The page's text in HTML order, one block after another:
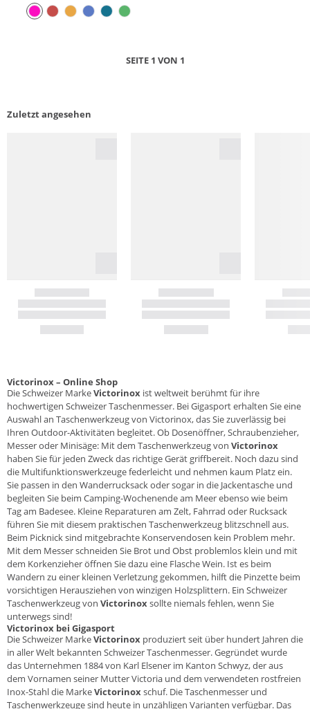
SEITE 1 VON 1
Zuletzt angesehen
Victorinox – Online Shop
Die Schweizer MarkeVictorinox ist weltweit berühmt für ihre
hochwertigen Schweizer Taschenmesser. Bei Gigasport erhalten Sie eine
Auswahl an Taschenwerkzeug von Victorinox, das Sie zuverlässig bei
Ihren Outdoor-Aktivitäten begleitet. Ob Dosenöffner, Schraubenzieher,
Messer oder Minisäge: Mit dem Taschenwerkzeug von Victorinox
haben Sie für jeden Zweck das richtige Gerät griffbereit. Noch dazu sind
die Multifunktionswerkzeuge federleicht und nehmen kaum Platz ein.
Sie passen in den Wanderrucksack oder sogar in die Jackentasche und
begleiten Sie beim Camping-Wochenende am Meer ebenso wie beim
Tag am Badesee. Kleine Reparaturen am Zelt, Fahrrad oder Rucksack
führen Sie mit diesem praktischen Taschenwerkzeug blitzschnell aus.
Beim Picknick sind mitgebrachte Konservendosen kein Problem mehr.
Mit dem Messer schneiden Sie Brot und Obst problemlos klein und mit
dem Korkenzieher öffnen Sie dazu eine Flasche Wein. Ist es beim
Wandern zu einer kleinen Verletzung gekommen, hilft die Pinzette beim
vorsichtigen Herausziehen von winzigen Holzsplittern. Ein Schweizer
Taschenwerkzeug von Victorinoxsollte niemals fehlen, wenn Sie
unterwegs sind!
Victorinox bei Gigasport
Die Schweizer MarkeVictorinox produziert seit über hundert Jahren die
in aller Welt bekannten Schweizer Taschenmesser. Gegründet wurde
das Unternehmen 1884 von Karl Elsener im Kanton Schwyz, der aus
dem Vornamen seiner Mutter Victoria und dem verwendeten rostfreien
Inox-Stahl die MarkeVictorinoxschuf. Die Taschenmesser und
Taschenwerkzeuge sind heute in unzähligen Varianten verfügbar. Das